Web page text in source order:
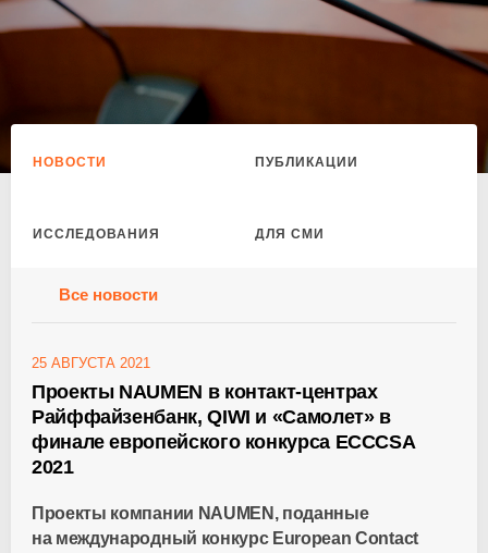
НОВОСТИ ПУБЛИКАЦИИ
ИССЛЕДОВАНИЯ ДЛЯ СМИ
Все новости
25 АВГУСТА 2021
Проекты NAUMEN в контакт-центрах
Райффайзенбанк, QIWI и «Самолет» в
финале европейского конкурса ECCCSA
2021
Проекты компании NAUMEN, поданные
на международный конкурс European Contact